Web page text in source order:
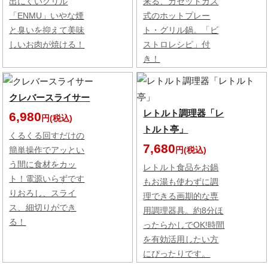
「ENMU」いやな煙
と臭いを抑えて美味
しいお肉が焼ける！
式のホットプレー
ト・グリル鍋。「ビ
ストロレシピ」付
き！
クレバースライサー
6,980 円(税込)
くるくる回すだけの
簡単操作でアッとい
う間に食材をカッ
ト！電源いらずです
りおろし、スライ
ス、細切りができ
る！
レトルト調理器「レ
トルト亭」
7,680 円(税込)
レトルト食品をお鍋
もお湯も使わずに調
理できる画期的な専
用調理器具。約8分ほ
ったらかしでOK!時間
を有効活用したい方
にぴったりです。